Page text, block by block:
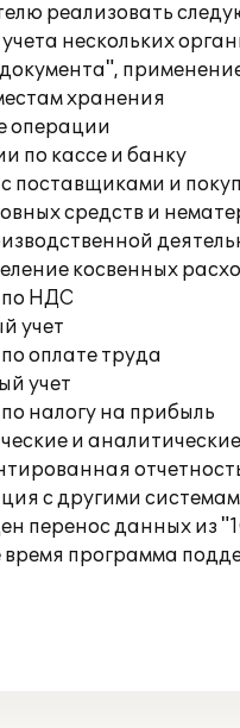
реализовать
нескольких
документа",
хранения
операции
по кассе и банку
поставщиками и
средств и
косвенных
по НДС
учет
оплате труда
учет
налогу на прибыль
и
с другими
перенос данных из
время программа